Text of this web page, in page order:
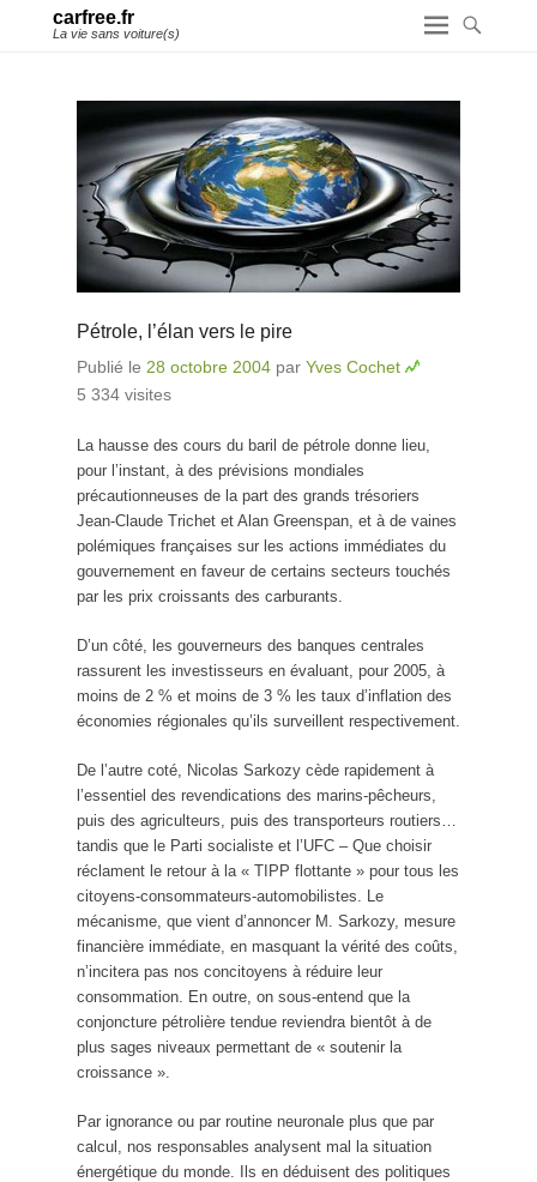
carfree.fr
La vie sans voiture(s)
Pétrole, l’élan vers le pire
Publié le 28 octobre 2004 par Yves Cochet
5 334 visites
La hausse des cours du baril de pétrole donne lieu,
pour l’instant, à des prévisions mondiales
précautionneuses de la part des grands trésoriers
Jean-Claude Trichet et Alan Greenspan, et à de vaines
polémiques françaises sur les actions immédiates du
gouvernement en faveur de certains secteurs touchés
par les prix croissants des carburants.
D’un côté, les gouverneurs des banques centrales
rassurent les investisseurs en évaluant, pour 2005, à
moins de 2 % et moins de 3 % les taux d’inflation des
économies régionales qu’ils surveillent respectivement.
De l’autre coté, Nicolas Sarkozy cède rapidement à
l’essentiel des revendications des marins-pêcheurs,
puis des agriculteurs, puis des transporteurs routiers…
tandis que le Parti socialiste et l’UFC – Que choisir
réclament le retour à la « TIPP flottante » pour tous les
citoyens-consommateurs-automobilistes. Le
mécanisme, que vient d’annoncer M. Sarkozy, mesure
financière immédiate, en masquant la vérité des coûts,
n’incitera pas nos concitoyens à réduire leur
consommation. En outre, on sous-entend que la
conjoncture pétrolière tendue reviendra bientôt à de
plus sages niveaux permettant de « soutenir la
croissance ».
Par ignorance ou par routine neuronale plus que par
calcul, nos responsables analysent mal la situation
énergétique du monde. Ils en déduisent des politiques